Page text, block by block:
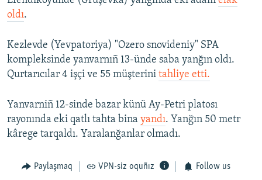
oldı.
Kezlevde (Yevpatoriya) "Ozero snovideniy" SPA
kompleksinde yanvarnıñ 13-ünde saba yanğın oldı.
Qurtarıcılar 4 işçi ve 55 müşterini tahliye etti.
Yanvarniñ 12-sinde bazar künü Ay-Petri platosı
rayonında eki qatlı tahta bina yandı. Yanğın 50 metr
kârege tarqaldı. Yaralanğanlar olmadı.
Paylaşmaq VPN-siz oquñız Follow us